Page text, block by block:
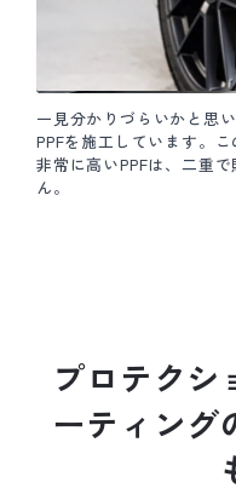
一見分かりづらいかと思
PPFを施工しています。
非常に高いPPFは、二重
ん。
プロ テクシ
ーテ ィ ング